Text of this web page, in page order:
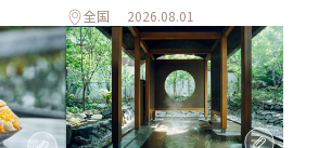
全国 2026.08.01